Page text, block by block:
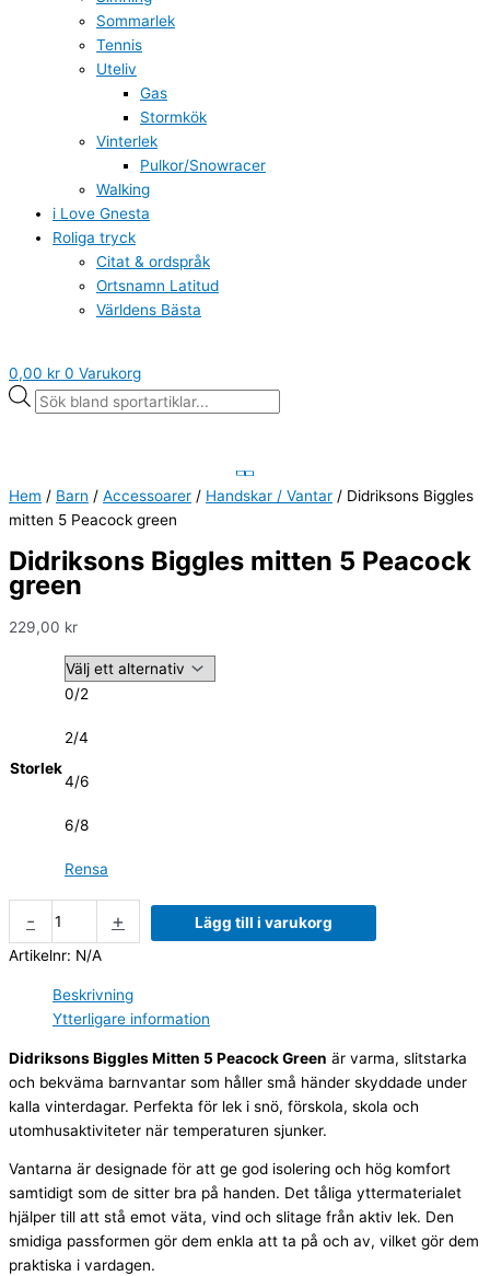
Sommarlek
Tennis
Uteliv
Gas
Stormkök
Vinterlek
Pulkor/Snowracer
Walking
i Love Gnesta
Roliga tryck
Citat & ordspråk
Ortsnamn Latitud
Världens Bästa
0,00 kr 0 Varukorg
Hem / Barn / Accessoarer / Handskar / Vantar / Didriksons Biggles
mitten 5 Peacock green
Didriksons Biggles mitten 5 Peacock
green
229,00 kr
Storlek
0/2
2/4
4/6
6/8
Rensa
- +
Lägg till i varukorg
Artikelnr: N/A
Beskrivning
Ytterligare information
Didriksons Biggles Mitten 5 Peacock Green är varma, slitstarka
och bekväma barnvantar som håller små händer skyddade under
kalla vinterdagar. Perfekta för lek i snö, förskola, skola och
utomhusaktiviteter när temperaturen sjunker.
Vantarna är designade för att ge god isolering och hög komfort
samtidigt som de sitter bra på handen. Det tåliga yttermaterialet
hjälper till att stå emot väta, vind och slitage från aktiv lek. Den
smidiga passformen gör dem enkla att ta på och av, vilket gör dem
praktiska i vardagen.